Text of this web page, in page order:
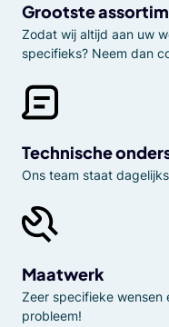
Grootste
Zodat wij altijd aan uw
specifieks? Neem dan
Technische
Ons team staat
Maatwerk
Zeer specifieke wensen
probleem!